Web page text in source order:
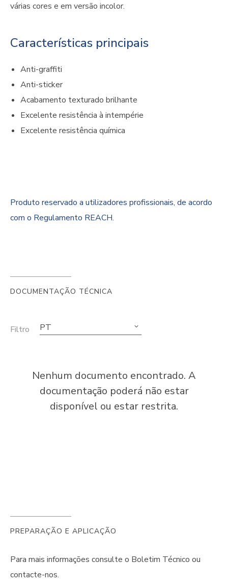
várias cores e em versão incolor.
Características principais
Anti-graffiti
Anti-sticker
Acabamento texturado brilhante
Excelente resistência à intempérie
Excelente resistência química
Produto reservado a utilizadores profissionais, de acordo
com o Regulamento REACH.
DOCUMENTAÇÃO TÉCNICA
Filtro PT
Nenhum documento encontrado. A
documentação poderá não estar
disponível ou estar restrita.
PREPARAÇÃO E APLICAÇÃO
Para mais informações consulte o Boletim Técnico ou
contacte-nos.